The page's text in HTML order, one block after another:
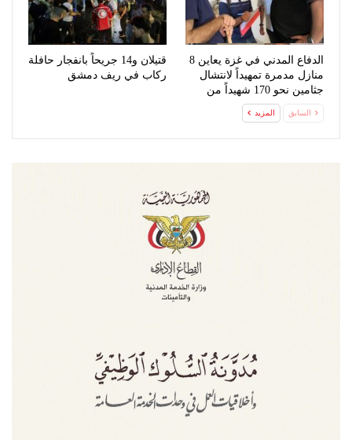
الدفاع المدني في غزة يعاين 8
منازل مدمرة تمهيداً لانتشال
جثامين نحو 170 شهيداً من
قتيلان و14 جريحاً بانفجار حافلة
ركاب في ريف دمشق
السابق المزيد